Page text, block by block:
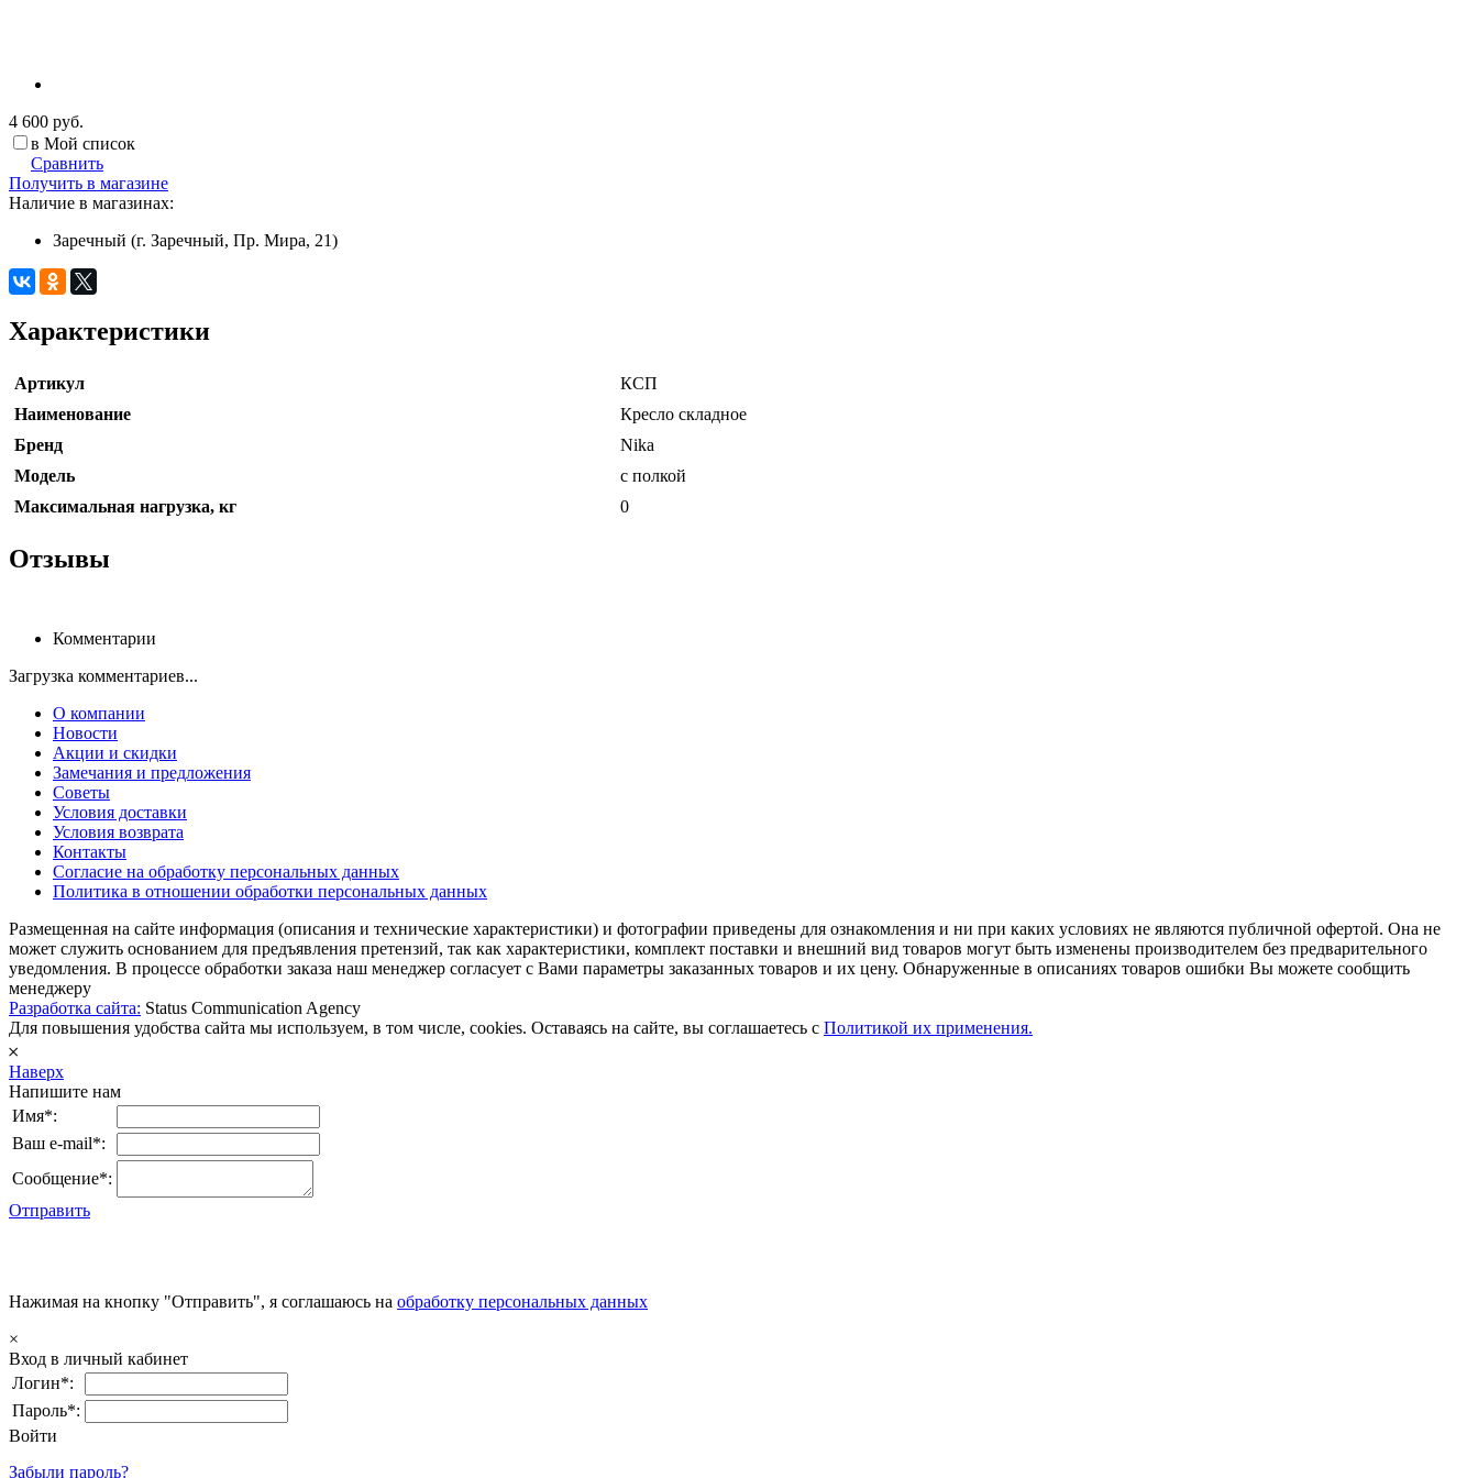
4 600 руб.
в Мой список
Сравнить
Получить в магазине
Наличие в магазинах:
Заречный (г. Заречный, Пр. Мира, 21)
Характеристики
Артикул
КСП
Наименование
Кресло складное
Бренд
Nika
Модель
с полкой
Максимальная нагрузка, кг
0
Отзывы
Комментарии
Загрузка комментариев...
О компании
Новости
Акции и скидки
Замечания и предложения
Советы
Условия доставки
Условия возврата
Контакты
Согласие на обработку персональных данных
Политика в отношении обработки персональных данных
Размещенная на сайте информация (описания и технические характеристики) и фотографии приведены для ознакомления и ни при каких условиях не являются публичной офертой. Она не
может служить основанием для предъявления претензий, так как характеристики, комплект поставки и внешний вид товаров могут быть изменены производителем без предварительного
уведомления. В процессе обработки заказа наш менеджер согласует с Вами параметры заказанных товаров и их цену. Обнаруженные в описаниях товаров ошибки Вы можете сообщить
менеджеру
Разработка сайта: Status Communication Agency
Для повышения удобства сайта мы используем, в том числе, cookies. Оставаясь на сайте, вы соглашаетесь с Политикой их применения.
𐄂
Наверх
Напишите нам
Имя*:
Ваш e-mail*:
Сообщение*:
Отправить
Нажимая на кнопку "Отправить", я соглашаюсь на обработку персональных данных
×
Вход в личный кабинет
Логин*:
Пароль*:
Войти
Забыли пароль?